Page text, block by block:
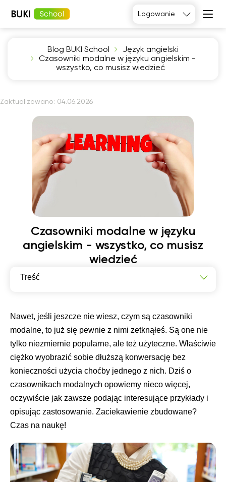
Matematyka
Chemia
Język
angielski
Język
Logowanie
Blog BUKI School
Język angielski
Czasowniki modalne w języku angielskim -
wszystko, co musisz wiedzieć
Zaktualizowano: 04.06.2026
Czasowniki modalne w języku
angielskim - wszystko, co musisz
wiedzieć
Treść
Jakie są główne funkcje czasowników modalnych?
Jak poprawnie używać czasowników modalnych w
języku angielskim?
Nawet, jeśli jeszcze nie wiesz, czym są czasowniki
modalne, to już się pewnie z nimi zetknąłeś. Są one nie
tylko niezmiernie popularne, ale też użyteczne. Właściwie
ciężko wyobrazić sobie dłuższą konwersację bez
konieczności użycia choćby jednego z nich. Dziś o
czasownikach modalnych opowiemy nieco więcej,
oczywiście jak zawsze podając interesujące przykłady i
opisując zastosowanie. Zaciekawienie zbudowane?
Czas na naukę!